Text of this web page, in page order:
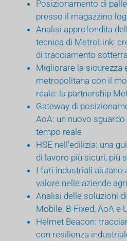
Posizionamento di
presso il magazzino
Analisi approfondita
tecnica di MetroLink:
di tracciamento
Migliorare la sicurezza
metropolitana con il
reale: la partnership
Gateway di
AoA: un nuovo
tempo reale
HSE nell'edilizia: una
di lavoro più sicuri, più
I fari industriali aiutano
valore nelle aziende
Analisi delle soluzioni
Mobile, B-Fixed, AoA e
Helmet Beacon:
con resilienza